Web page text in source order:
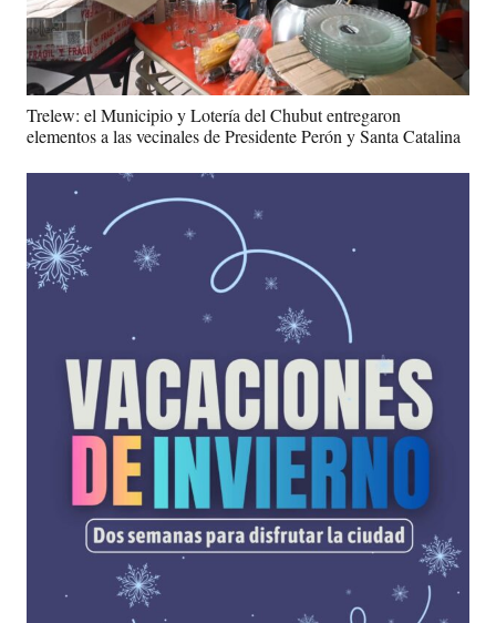
Trelew: el Municipio y Lotería del Chubut entregaron
elementos a las vecinales de Presidente Perón y Santa Catalina